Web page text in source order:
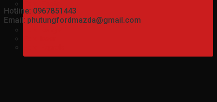
Ford Modeo
Ford Transit
Hotline: 0967851443
Email: phutungfordmazda@gmail.com